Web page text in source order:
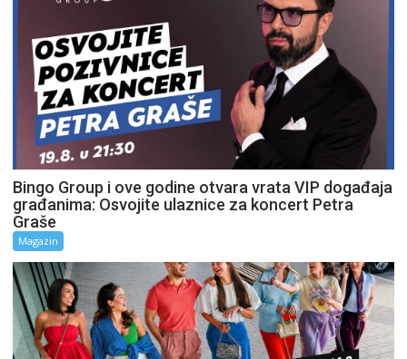
Bingo Group i ove godine otvara vrata VIP događaja
građanima: Osvojite ulaznice za koncert Petra
Graše
Magazin